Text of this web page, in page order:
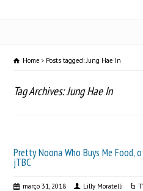
Home Posts tagged: Jung Hae In
Tag Archives: Jung Hae In
Pretty Noona Who Buys Me Food,
jTBC
março 31, 2018 Lilly Moratelli